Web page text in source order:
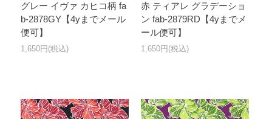
グレー イヴァ カヒコ柄 fa
b-2878GY【4yまでメール
便可】
1,650円(税込)
赤 ティアレ グラデーショ
ン fab-2879RD【4yまでメ
ール便可】
1,650円(税込)